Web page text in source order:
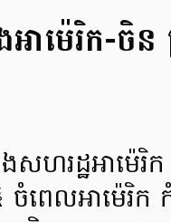
អាម៉េរិក-
ាងសហរដ្ឋអាម៉
ចំពេលអាម៉េរិក